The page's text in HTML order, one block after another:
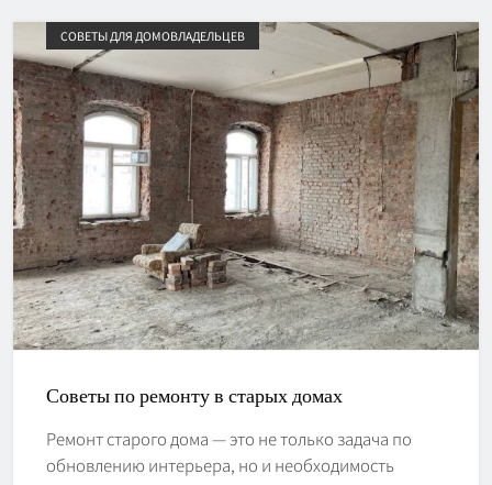
СОВЕТЫ ДЛЯ ДОМОВЛАДЕЛЬЦЕВ
Советы по ремонту в старых домах
Ремонт старого дома — это не только задача по
обновлению интерьера, но и необходимость